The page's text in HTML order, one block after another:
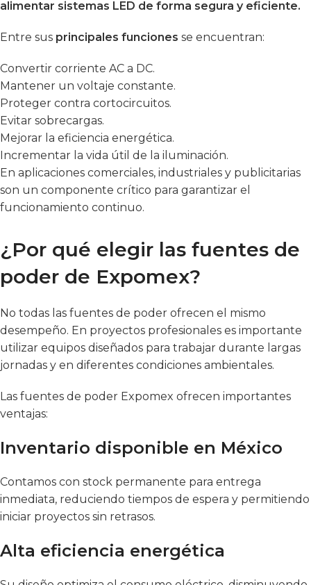
alimentar sistemas LED de forma segura y eficiente.
Entre sus principales funciones se encuentran:
Convertir corriente AC a DC.
Mantener un voltaje constante.
Proteger contra cortocircuitos.
Evitar sobrecargas.
Mejorar la eficiencia energética.
Incrementar la vida útil de la iluminación.
En aplicaciones comerciales, industriales y publicitarias
son un componente crítico para garantizar el
funcionamiento continuo.
¿Por qué elegir las fuentes de
poder de Expomex?
No todas las fuentes de poder ofrecen el mismo
desempeño. En proyectos profesionales es importante
utilizar equipos diseñados para trabajar durante largas
jornadas y en diferentes condiciones ambientales.
Las fuentes de poder Expomex ofrecen importantes
ventajas:
Inventario disponible en México
Contamos con stock permanente para entrega
inmediata, reduciendo tiempos de espera y permitiendo
iniciar proyectos sin retrasos.
Alta eficiencia energética